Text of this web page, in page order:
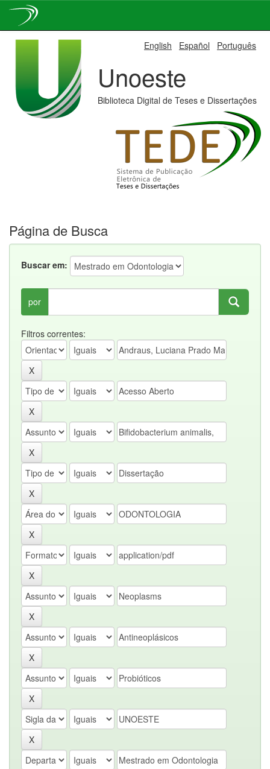
English Español Português
Unoeste
Biblioteca Digital de Teses e Dissertações
Página de Busca
Buscar em:
por
Filtros correntes: